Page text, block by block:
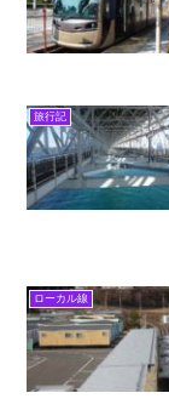
旅行記
ローカル線